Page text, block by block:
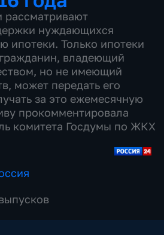
нуждающихся
ипотеки. Только ипотеки
владеющий
но не имеющий
может передать его
за это ежемесячную
прокомментировала
комитета Госдумы по ЖКХ